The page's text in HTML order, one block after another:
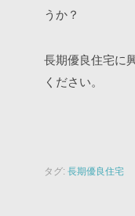
うか？
長期優良住宅に
ください。
タグ: 長期優良住宅